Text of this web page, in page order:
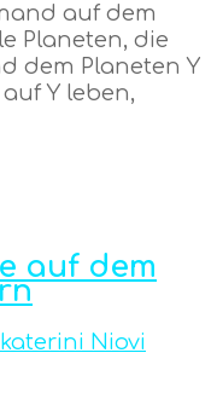
auf dem
Planeten, die
dem Planeten Y
Y leben,
auf dem
Niovi